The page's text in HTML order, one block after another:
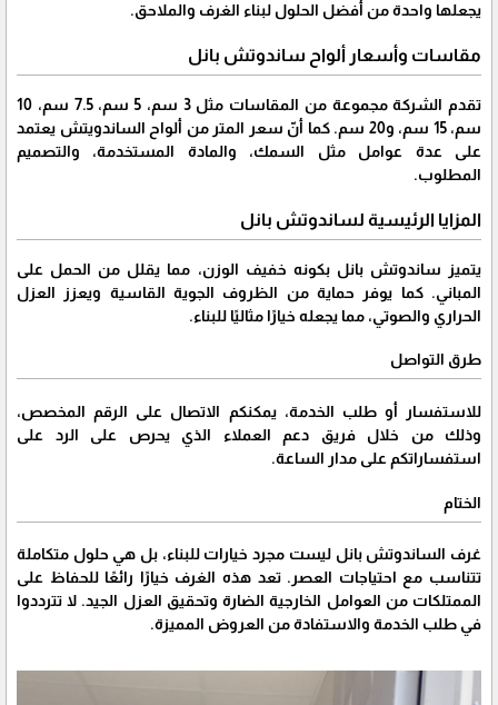
يجعلها واحدة من أفضل الحلول لبناء الغرف والملاحق.
مقاسات وأسعار ألواح ساندوتش بانل
تقدم الشركة مجموعة من المقاسات مثل 3 سم، 5 سم، 7.5 سم، 10
سم، 15 سم، و20 سم. كما أنّ سعر المتر من ألواح الساندويتش يعتمد
على عدة عوامل مثل السمك، والمادة المستخدمة، والتصميم
المطلوب.
المزايا الرئيسية لساندوتش بانل
يتميز ساندوتش بانل بكونه خفيف الوزن، مما يقلل من الحمل على
المباني. كما يوفر حماية من الظروف الجوية القاسية ويعزز العزل
الحراري والصوتي، مما يجعله خيارًا مثاليًا للبناء.
طرق التواصل
للاستفسار أو طلب الخدمة، يمكنكم الاتصال على الرقم المخصص،
وذلك من خلال فريق دعم العملاء الذي يحرص على الرد على
استفساراتكم على مدار الساعة.
الختام
غرف الساندوتش بانل ليست مجرد خيارات للبناء، بل هي حلول متكاملة
تتناسب مع احتياجات العصر. تعد هذه الغرف خيارًا رائعًا للحفاظ على
الممتلكات من العوامل الخارجية الضارة وتحقيق العزل الجيد. لا تترددوا
في طلب الخدمة والاستفادة من العروض المميزة.